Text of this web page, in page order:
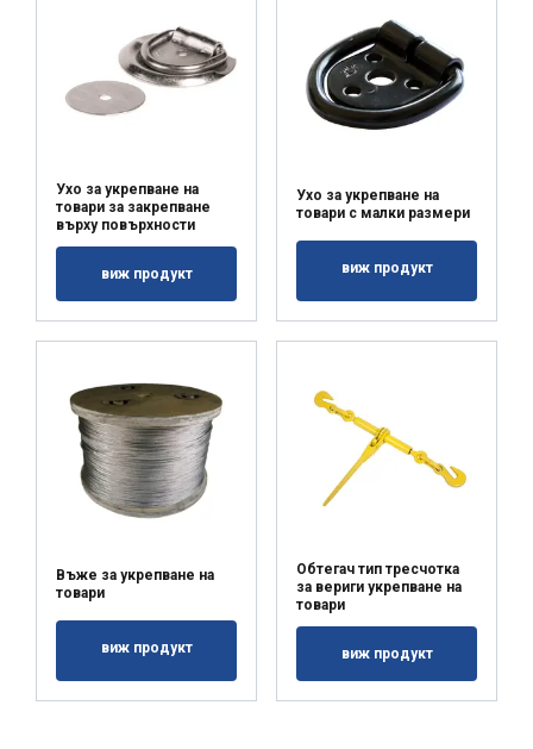
Ухо за укрепване на
товари за закрепване
върху повърхности
виж продукт
Ухо за укрепване на
товари с малки размери
виж продукт
Въже за укрепване на
товари
виж продукт
Обтегач тип тресчотка
за вериги укрепване на
товари
виж продукт
ПОКАЖЕТЕ ПОДРОБНОСТИ